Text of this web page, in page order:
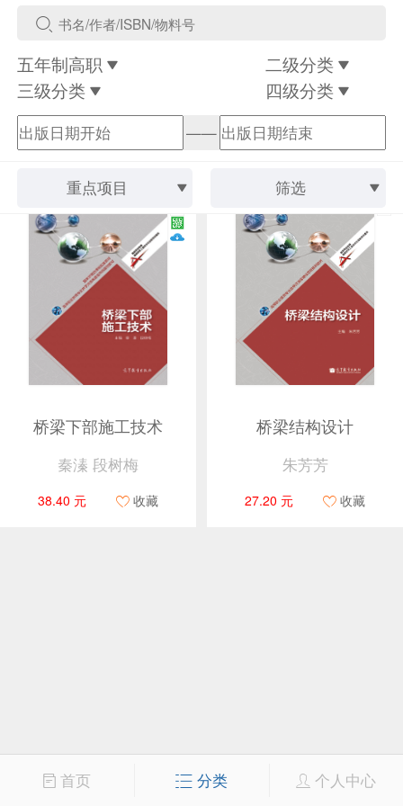
五年制高职
二级分类
三级分类
四级分类
——
重点项目 筛选
桥梁下部施工技术
秦溱 段树梅
38.40 元 收藏
桥梁结构设计
朱芳芳
27.20 元 收藏
首页 分类 个人中心